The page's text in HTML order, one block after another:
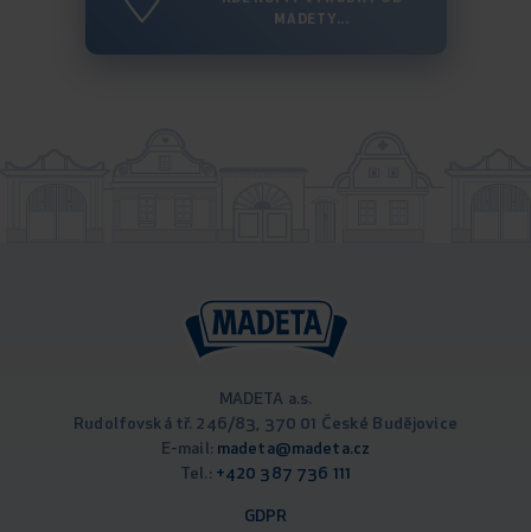
MADETY...
MADETA a.s.
Rudolfovská tř. 246/83, 370 01 České Budějovice
E-mail: madeta@madeta.cz
Tel.: +420 387 736 111
GDPR